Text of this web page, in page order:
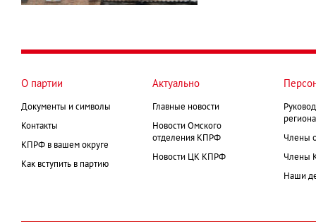
О партии
Документы и символы
Контакты
КПРФ в вашем округе
Как вступить в партию
Актуально
Главные новости
Новости Омского
отделения КПРФ
Новости ЦК КПРФ
Члены
Члены
Наши